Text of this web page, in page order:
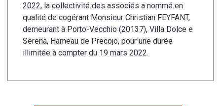
2022, la collectivité des associés a nommé en
qualité de cogérant Monsieur Christian FEYFANT,
demeurant à Porto-Vecchio (20137), Villa Dolce e
Serena, Hameau de Precojo, pour une durée
illimitée à compter du 19 mars 2022.